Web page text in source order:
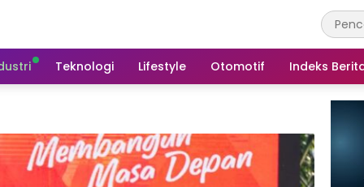
Teknologi Lifestyle Otomotif Indeks